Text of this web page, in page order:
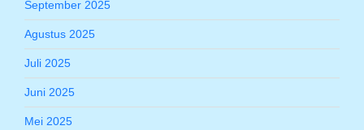
September 2025
Agustus 2025
Juli 2025
Juni 2025
Mei 2025